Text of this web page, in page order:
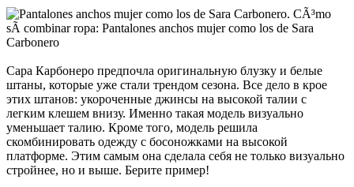
Сара Карбонеро предпочла оригинальную блузку и белые
штаны, которые уже стали трендом сезона. Все дело в крое
этих штанов: укороченные джинсы на высокой талии с
легким клешем внизу. Именно такая модель визуально
уменьшает талию. Кроме того, модель решила
скомбинировать одежду с босоножками на высокой
платформе. Этим самым она сделала себя не только визуально
стройнее, но и выше. Берите пример!